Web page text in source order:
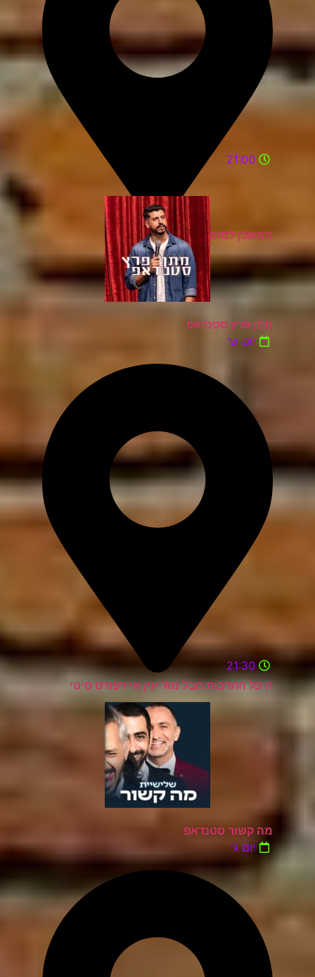
המשכן למוסיקה ואומניות רעננה
21:00
מתן פרץ סטנדאפ
יום ש'
היכל התרבות חבל מודיעין איירפורט סיטי
21:30
מה קשור סטנדאפ
יום ג'